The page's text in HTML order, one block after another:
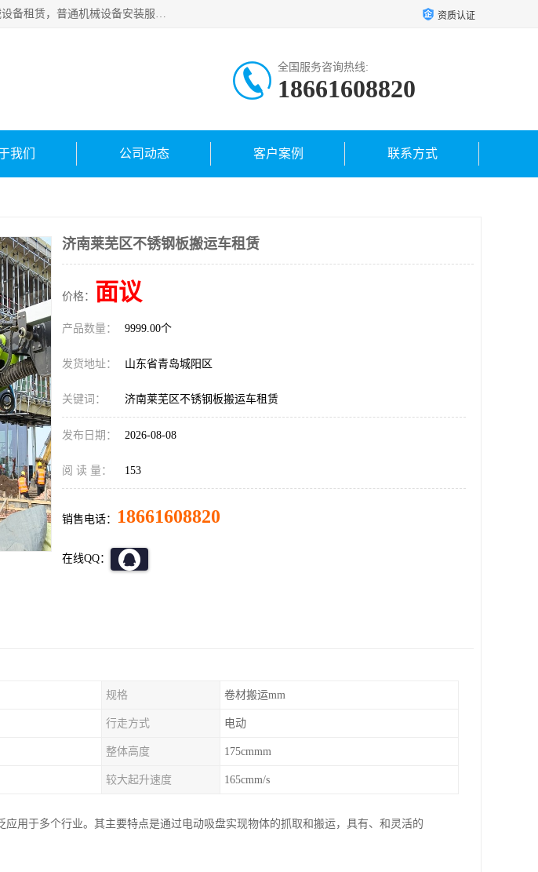
青岛高晟工程机械租赁有限公司成立于2015年，注册地位于山东省青岛市。经营范围包括：机械设备租赁，普通机械设备安装服务，电子、机械设备维护，专用设备修理，通用设备修理，机械设备销售，环境保护专用设备销售，建筑材料销售，专业保洁、清洗、消毒服务，劳动保护用品销售，信息技术咨询服务，汽车拖车、求援、清障服务，物业管理；工程管理服务，货物进出口，技术进出口，汽车销售，新能源汽车整车销售等。 资质认证
全国服务咨询热线:
18661608820
我们 公司动态 客户案例 联系方式
济南莱芜区不锈钢板搬运车租赁
价格： 面议
产品数量： 9999.00个
发货地址： 山东省青岛城阳区
关键词： 济南莱芜区不锈钢板搬运车租赁
发布日期： 2026-08-08
阅 读 量： 153
销售电话： 18661608820
在线QQ：
规格 卷材搬运mm
行走方式 电动
整体高度 175cmmm
较大起升速度 165cmm/s
用于多个行业。其主要特点是通过电动吸盘实现物体的抓取和搬运，具有、和灵活的